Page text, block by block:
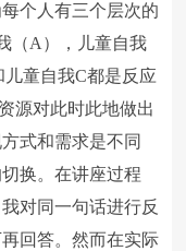
个人有三个层次的
（A），儿童自我
儿童自我C都是反应
源对此时此地做出
式和需求是不同
换。在讲座过程
对同一句话进行反
回答。然而在实际